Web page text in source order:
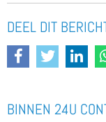
DEEL DIT
BINNEN 24U